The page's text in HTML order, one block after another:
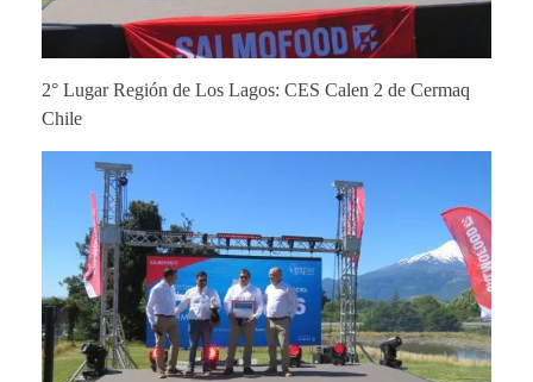
2° Lugar Región de Los Lagos: CES Calen 2 de Cermaq
Chile